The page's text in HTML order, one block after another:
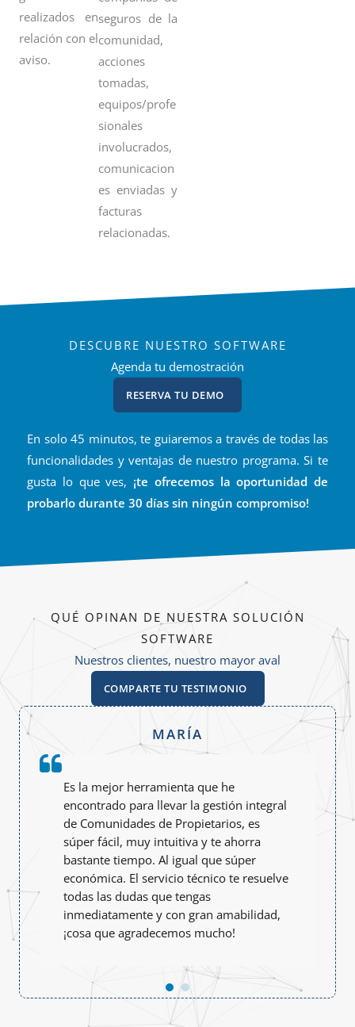
realizados en
relación con el
aviso.
seguros de la
comunidad,
acciones
tomadas,
equipos/profe
sionales
involucrados,
comunicacion
es enviadas y
facturas
relacionadas.
DESCUBRE NUESTRO SOFTWARE
Agenda tu demostración
RESERVA TU DEMO
En solo 45 minutos, te guiaremos a través de todas las
funcionalidades y ventajas de nuestro programa. Si te
gusta lo que ves, ¡te ofrecemos la oportunidad de
probarlo durante 30 días sin ningún compromiso!
QUÉ OPINAN DE NUESTRA SOLUCIÓN
SOFTWARE
Nuestros clientes, nuestro mayor aval
COMPARTE TU TESTIMONIO
MARÍA
Es la mejor herramienta que he
encontrado para llevar la gestión integral
de Comunidades de Propietarios, es
súper fácil, muy intuitiva y te ahorra
bastante tiempo. Al igual que súper
económica. El servicio técnico te resuelve
todas las dudas que tengas
inmediatamente y con gran amabilidad,
¡cosa que agradecemos mucho!